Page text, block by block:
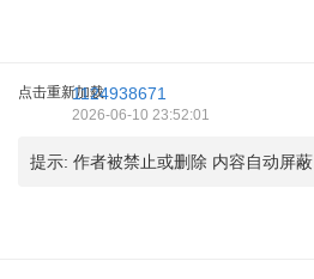
点击重新加载1124938671
2026-06-10 23:52:01
提示: 作者被禁止或删除 内容自动屏蔽